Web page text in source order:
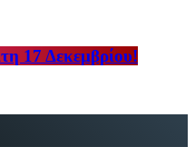
17 Δεκεμβρίου!